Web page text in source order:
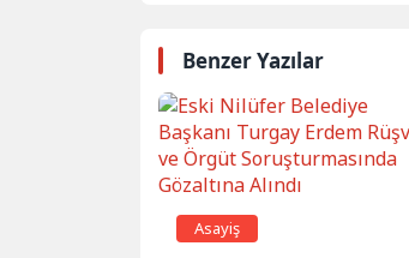
Benzer Yazılar
Asayiş